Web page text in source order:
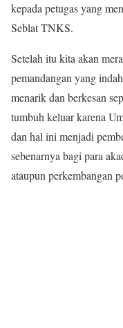
kepada petugas yang
Seblat TNKS.
Setelah itu kita akan
pemandangan yang
menarik dan berkesan
tumbuh keluar karena
dan hal ini menjadi
sebenarnya bagi para
ataupun perkembangan